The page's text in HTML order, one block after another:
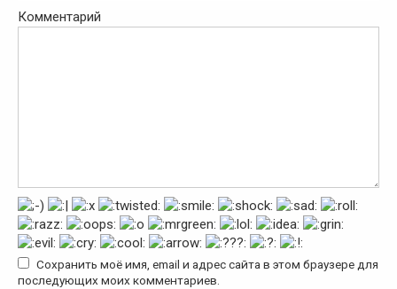
Комментарий
Сохранить моё имя, email и адрес сайта в этом браузере для
последующих моих комментариев.